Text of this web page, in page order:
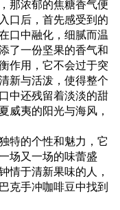
那浓郁的焦糖香气便
口后，首先感受到的
口中融化，细腻而温
了一份坚果的香气和
作用，它不会过于突
新与活泼，使得整个
中还残留着淡淡的甜
威夷的阳光与海风，
特的个性和魅力，它
场又一场的味蕾盛
情于清新果味的人，
克手冲咖啡豆中找到